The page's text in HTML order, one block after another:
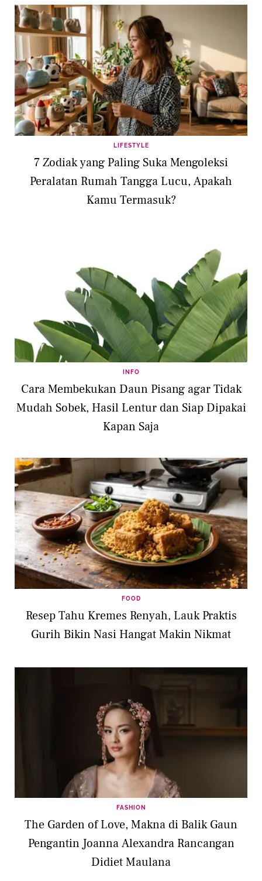
LIFESTYLE
7 Zodiak yang Paling Suka Mengoleksi
Peralatan Rumah Tangga Lucu, Apakah
Kamu Termasuk?
INFO
Cara Membekukan Daun Pisang agar Tidak
Mudah Sobek, Hasil Lentur dan Siap Dipakai
Kapan Saja
FOOD
Resep Tahu Kremes Renyah, Lauk Praktis
Gurih Bikin Nasi Hangat Makin Nikmat
FASHION
The Garden of Love, Makna di Balik Gaun
Pengantin Joanna Alexandra Rancangan
Didiet Maulana